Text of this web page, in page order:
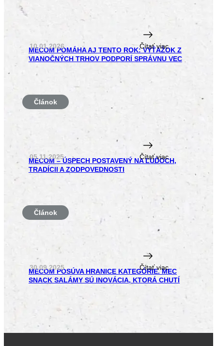
MECOM POMÁHA AJ TENTO ROK: VÝŤAŽOK Z
VIANOČNÝCH TRHOV PODPORÍ SPRÁVNU VEC
10.01.2026 Čítať viac
Článok
MECOM – ÚSPECH POSTAVENÝ NA ĽUĎOCH,
TRADÍCII A ZODPOVEDNOSTI
05.11.2025 Čítať viac
Článok
MECOM POSÚVA HRANICE KATEGÓRIE. MEC
SNACK SALÁMY SÚ INOVÁCIA, KTORÁ CHUTÍ
30.09.2025 Čítať viac